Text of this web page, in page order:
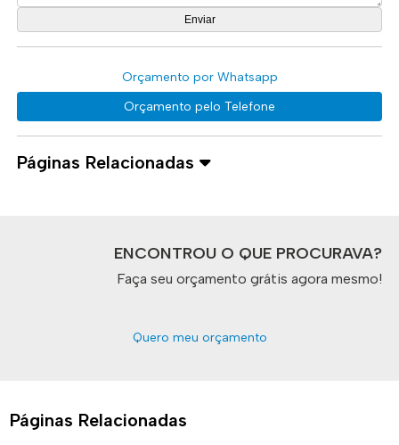
Orçamento por Whatsapp
Orçamento pelo Telefone
Páginas Relacionadas
ENCONTROU O QUE PROCURAVA?
Faça seu orçamento grátis agora mesmo!
Quero meu orçamento
Páginas Relacionadas